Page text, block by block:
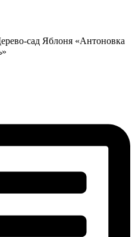
сад Яблоня «Антоновка